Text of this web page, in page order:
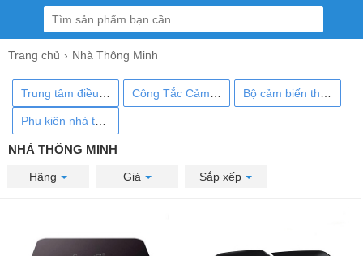
Trang chủ Nhà Thông Minh
NHÀ THÔNG MINH
Hãng Giá Sắp xếp